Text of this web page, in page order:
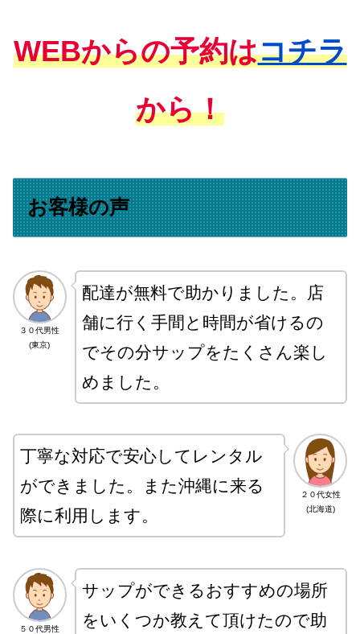
WEBからの予約はコチラ
から！
お客様の声
３０代男性
(東京)
配達が無料で助かりました。店
舗に行く手間と時間が省けるの
でその分サップをたくさん楽し
めました。
２０代女性
(北海道)
丁寧な対応で安心してレンタル
ができました。また沖縄に来る
際に利用します。
５０代男性
サップができるおすすめの場所
をいくつか教えて頂けたので助